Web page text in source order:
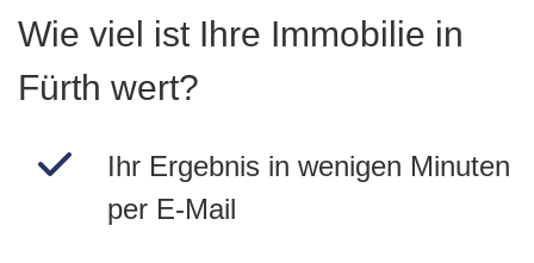
Wie viel ist Ihre Immobilie in
Fürth wert?
Ihr Ergebnis in wenigen Minuten
per E-Mail